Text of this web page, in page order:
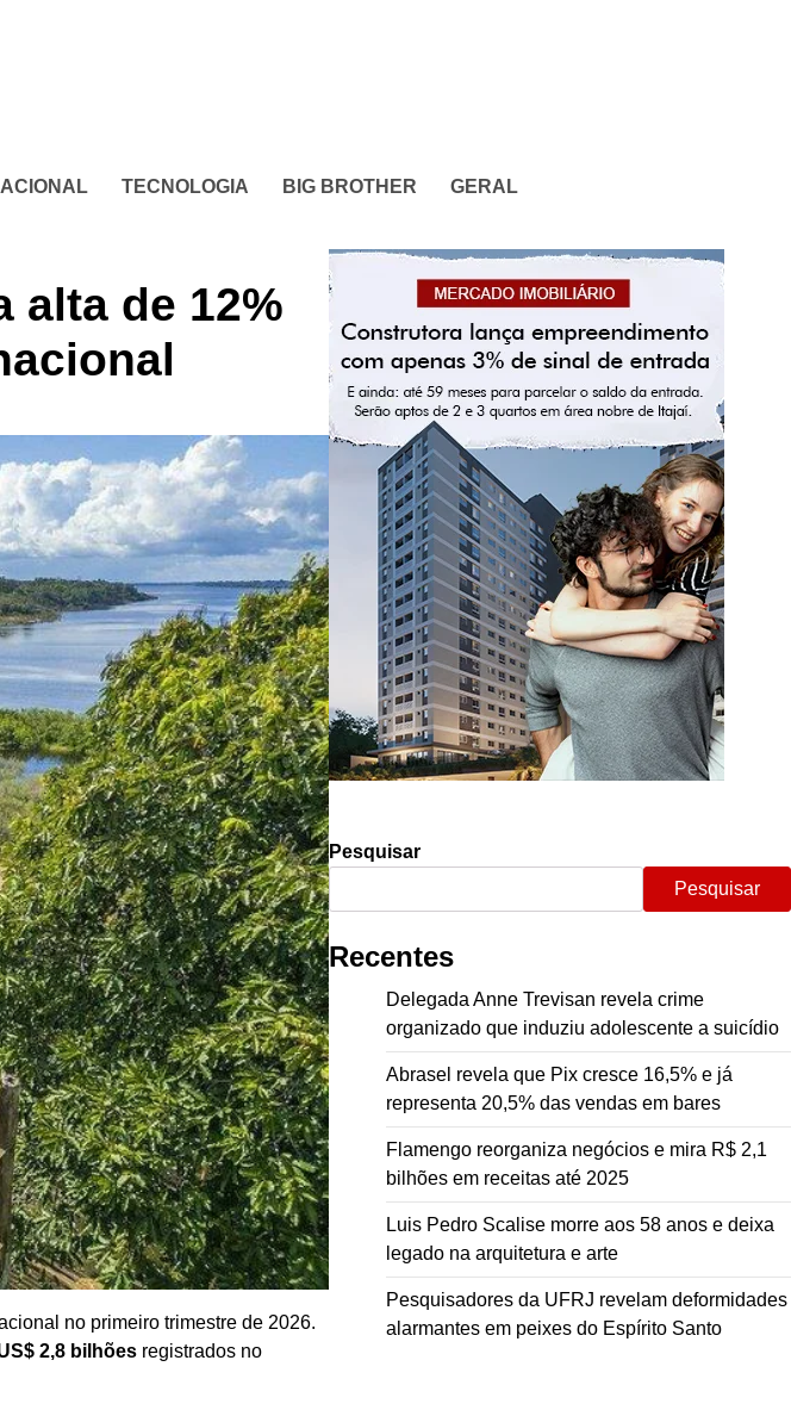
TECNOLOGIA BIG BROTHER GERAL
alta de 12%
no primeiro trimestre de 2026.
2,8 bilhões registrados no
Pesquisar
Pesquisar
Recentes
Delegada Anne Trevisan revela crime
organizado que induziu adolescente a suicídio
Abrasel revela que Pix cresce 16,5% e já
representa 20,5% das vendas em bares
Flamengo reorganiza negócios e mira R$ 2,1
bilhões em receitas até 2025
Luis Pedro Scalise morre aos 58 anos e deixa
legado na arquitetura e arte
Pesquisadores da UFRJ revelam deformidades
alarmantes em peixes do Espírito Santo